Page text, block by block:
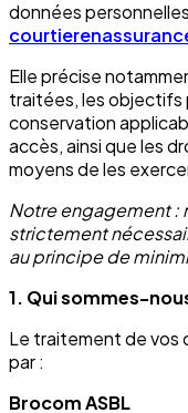
données
Elle précise
traitées, les objectifs
conservation
accès, ainsi que les
moyens de les
Notre engagement :
strictement
au principe de
1. Qui sommes-
Le traitement de vos
par :
Brocom ASBL